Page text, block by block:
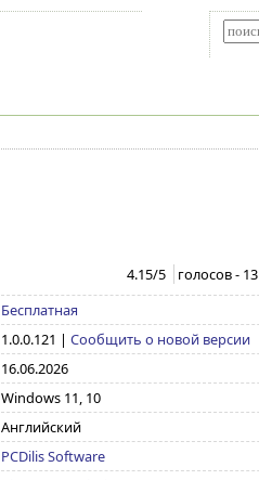
4.15/5 голосов - 13
Бесплатная
1.0.0.121 | Сообщить о новой версии
16.06.2026
Windows 11, 10
Английский
PCDilis Software